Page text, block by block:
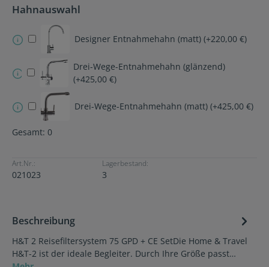
Hahnauswahl
Designer Entnahmehahn (matt) (+220,00 €)
Drei-Wege-Entnahmehahn (glänzend)
(+425,00 €)
Drei-Wege-Entnahmehahn (matt) (+425,00 €)
Gesamt: 0
Art.Nr.:
021023
Lagerbestand:
3
Beschreibung
H&T 2 Reisefiltersystem 75 GPD + CE SetDie Home & Travel
H&T-2 ist der ideale Begleiter. Durch Ihre Größe passt…